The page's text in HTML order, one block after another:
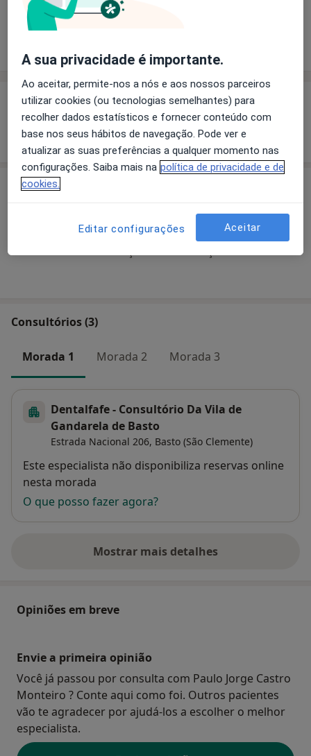
Experiência
Mostrar mais detalhes
sobre a experiência
Preços
Sem informação sobre serviços e preços
Este especialista ainda não adicionou nenhuma
Consultórios (3)
Morada 1 Morada 2 Morada 3
Dentalfafe - Consultório Da Vila de
Gandarela de Basto
Estrada Nacional 206, Basto (São Clemente)
Disponibilidade
Este especialista não disponibiliza reservas online
nesta morada
O que posso fazer agora?
Mostrar mais detalhes
sobre o endereço
Opiniões em breve
Envie a primeira opinião
Você já passou por consulta com Paulo Jorge Castro
Monteiro ? Conte aqui como foi. Outros pacientes
vão te agradecer por ajudá-los a escolher o melhor
especialista.
A sua privacidade é importante.
Ao aceitar, permite-nos a nós e aos nossos parceiros
utilizar cookies (ou tecnologias semelhantes) para
recolher dados estatísticos e fornecer conteúdo com
base nos seus hábitos de navegação. Pode ver e
atualizar as suas preferências a qualquer momento nas
configurações. Saiba mais na política de privacidade e de
cookies.
Editar configurações Aceitar